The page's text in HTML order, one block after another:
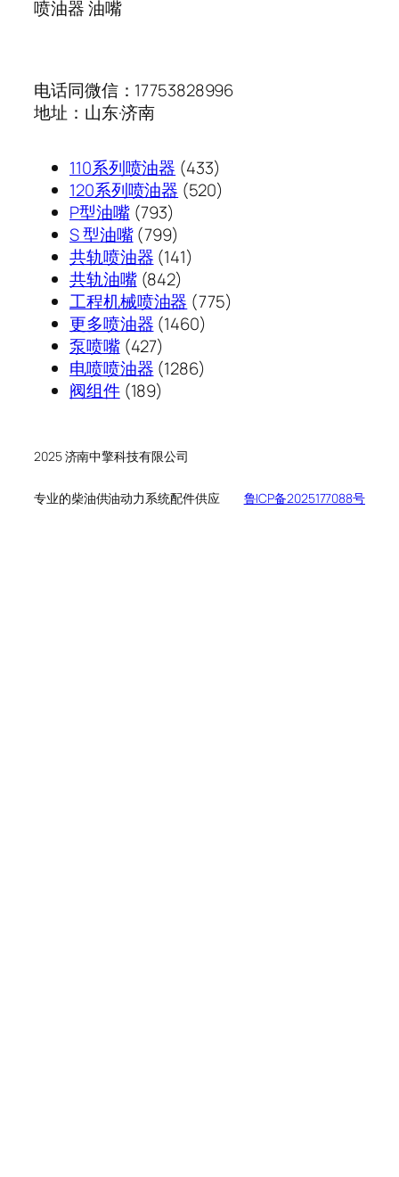
喷油器 油嘴
电话同微信：17753828996
地址：山东·济南
110系列喷油器 433433
个
120系列喷油器 520520
P型油嘴 793793
个
产
品
S 型油嘴 799799
个
产
品
共轨喷油器 141141
产
品
共轨油嘴 842842
个
产
工程机械喷油器 775775
更多喷油器 14601460
产
泵喷嘴 427427
个
产
电喷喷油器 12861286
阀组件 189189
品
2025 济南中擎科技有限公司
专业的柴油供油动力系统配件供应 鲁ICP备2025177088号